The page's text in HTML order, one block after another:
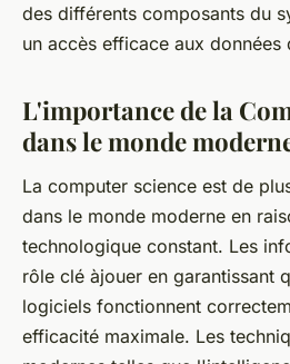
des différents composants du
un accès efficace aux
L'importance de la
dans le monde
La computer science est de
dans le monde moderne en
technologique constant. Les
rôle clé àjouer en garantissant
logiciels fonctionnent
efficacité maximale. Les